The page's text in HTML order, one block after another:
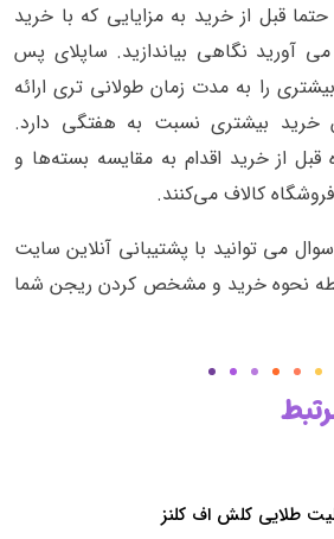
قبل از خرید به مزایایی که با خرید
آورید نگاهی بیاندازید. ساپلای پس
را به مدت زمان طولانی تری ارائه
بیشتری نسبت به هفتگی دارد.
قبل از خرید اقدام به مقایسه بسته‌ها و
کالاف می‌کنند.
می توانید با پشتیبانی آنلاین سایت
نحوه خرید و مشخص کردن ریجن شما
طلایی کلش اف کلنز